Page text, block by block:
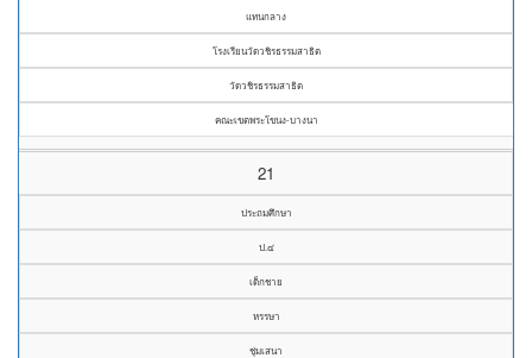
แทนกลาง
โรงเรียนวัดวชิรธรรมสาธิต
วัดวชิรธรรมสาธิต
คณะเขตพระโขนง-บางนา
21
ประถมศึกษา
ป.๔
เด็กชาย
หรรษา
ชุ่มเสนา